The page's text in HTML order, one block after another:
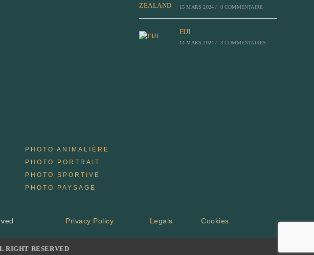
15 MARS 2024 / 0 COMMENTAIRE
FIJI
14 MARS 2024 / 3 COMMENTAIRES
PHOTO ANIMALIÈRE
PHOTO PORTRAIT
PHOTO SPORTIVE
PHOTO PAYSAGE
Privacy Policy Legals Cookies
RIGHT RESERVED